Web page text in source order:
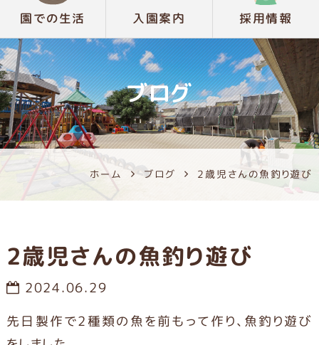
園での生活 入園案内 採用情報
ブログ
ホーム ブログ 2歳児さんの魚釣り遊び
2歳児さんの魚釣り遊び
2024.06.29
先日製作で2種類の魚を前もって作り、魚釣り遊び